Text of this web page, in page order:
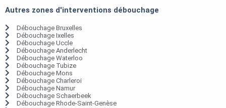
Autres zones d'interventions débouchage
Débouchage Bruxelles
Débouchage Ixelles
Débouchage Uccle
Débouchage Anderlecht
Débouchage Waterloo
Débouchage Tubize
Débouchage Mons
Débouchage Charleroi
Débouchage Namur
Débouchage Schaerbeek
Débouchage Rhode-Saint-Genèse